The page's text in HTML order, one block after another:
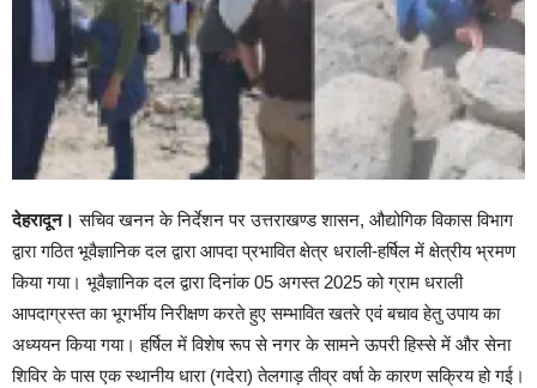
देहरादून। सचिव खनन के निर्देशन पर उत्तराखण्ड शासन, औद्योगिक विकास विभाग
द्वारा गठित भूवैज्ञानिक दल द्वारा आपदा प्रभावित क्षेत्र धराली-हर्षिल में क्षेत्रीय भ्रमण
किया गया। भूवैज्ञानिक दल द्वारा दिनांक 05 अगस्त 2025 को ग्राम धराली
आपदाग्रस्त का भूगर्भीय निरीक्षण करते हुए सम्भावित खतरे एवं बचाव हेतु उपाय का
अध्ययन किया गया। हर्षिल में विशेष रूप से नगर के सामने ऊपरी हिस्से में और सेना
शिविर के पास एक स्थानीय धारा (गदेरा) तेलगाड़ तीव्र वर्षा के कारण सक्रिय हो गई।